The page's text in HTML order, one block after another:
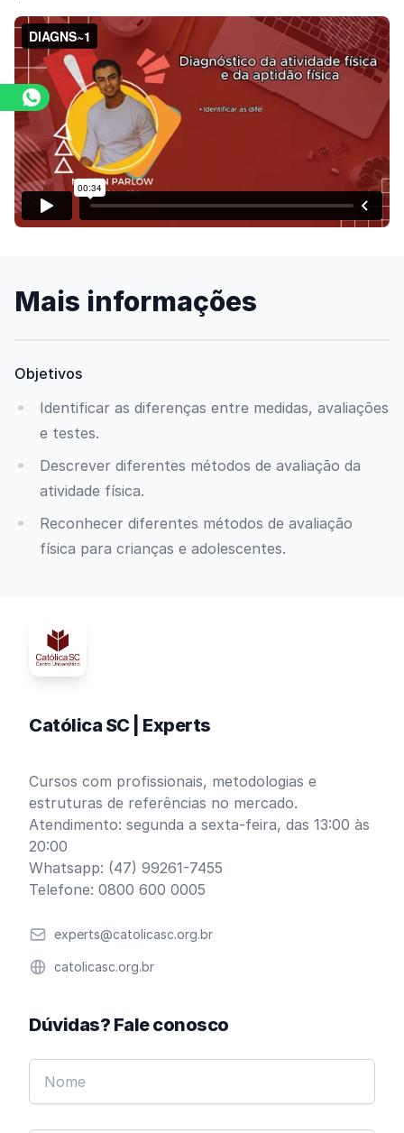
Mais informações
Objetivos
Identificar as diferenças entre medidas, avaliações
e testes.
Descrever diferentes métodos de avaliação da
atividade física.
Reconhecer diferentes métodos de avaliação
física para crianças e adolescentes.
Católica SC | Experts
Cursos com profissionais, metodologias e
estruturas de referências no mercado.
Atendimento: segunda a sexta-feira, das 13:00 às
20:00
Whatsapp: (47) 99261-7455
Telefone: 0800 600 0005
Emailexperts@catolicasc.org.br
Websitecatolicasc.org.br
Dúvidas? Fale conosco